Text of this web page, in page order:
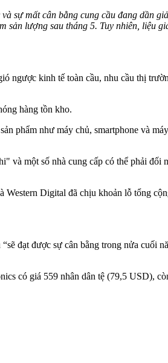
sự mất cân bằng cung cầu đang dần
sản lượng sau tháng 5. Tuy nhiên, liệu
ngược kinh tế toàn cầu, nhu cầu thị
hàng tồn kho.
phẩm như máy chủ, smartphone và
một số nhà cung cấp có thể phải đối
Digital đã chịu khoản lỗ tổng
đạt được sự cân bằng trong nửa cuối
có giá 559 nhân dân tệ (79,5 USD),